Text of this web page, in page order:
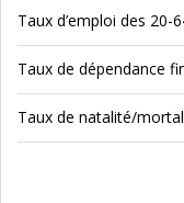
Taux d’emploi des 20-
Taux de dépendance
Taux de natalité/